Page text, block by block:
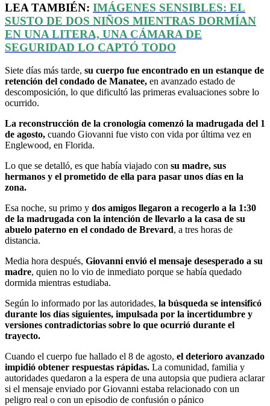
LEA TAMBIÉN: IMÁGENES SENSIBLES: EL
SUSTO DE DOS NIÑOS MIENTRAS DORMÍAN
EN UNA LITERA, UNA CÁMARA DE
SEGURIDAD LO CAPTÓ TODO
Siete días más tarde, su cuerpo fue encontrado en un estanque de
retención del condado de Manatee, en avanzado estado de
descomposición, lo que dificultó las primeras evaluaciones sobre lo
ocurrido.
La reconstrucción de la cronología comenzó la madrugada del 1
de agosto, cuando Giovanni fue visto con vida por última vez en
Englewood, en Florida.
Lo que se detalló, es que había viajado con su madre, sus
hermanos y el prometido de ella para pasar unos días en la
zona.
Esa noche, su primo y dos amigos llegaron a recogerlo a la 1:30
de la madrugada con la intención de llevarlo a la casa de su
abuelo paterno en el condado de Brevard, a tres horas de
distancia.
Media hora después, Giovanni envió el mensaje desesperado a su
madre, quien no lo vio de inmediato porque se había quedado
dormida mientras estudiaba.
Según lo informado por las autoridades, la búsqueda se intensificó
durante los días siguientes, impulsada por la incertidumbre y
versiones contradictorias sobre lo que ocurrió durante el
trayecto.
Cuando el cuerpo fue hallado el 8 de agosto, el deterioro avanzado
impidió obtener respuestas rápidas. La comunidad, familia y
autoridades quedaron a la espera de una autopsia que pudiera aclarar
si el mensaje enviado por Giovanni estaba relacionado con un
peligro real o con un episodio de confusión o pánico